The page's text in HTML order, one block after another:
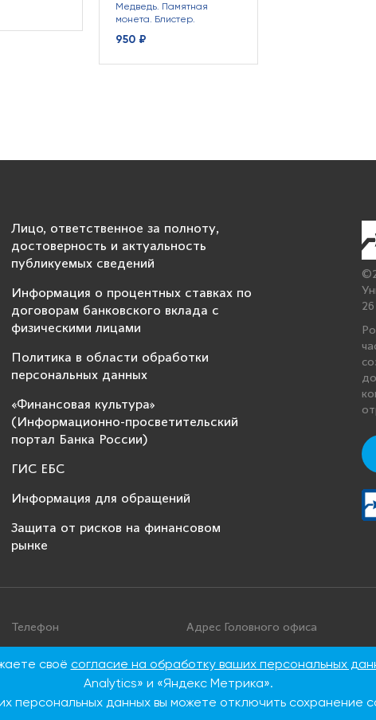
Медведь. Памятная
монета. Блистер.
950 ₽
Лицо, ответственное за полноту,
достоверность и актуальность
публикуемых сведений
Информация о процентных ставках по
договорам банковского вклада с
физическими лицами
Политика в области обработки
персональных данных
«Финансовая культура»
(Информационно-просветительский
портал Банка России)
ГИС ЕБС
Информация для обращений
Защита от рисков на финансовом
рынке
Телефон
8 800 100 00 22 (Бесплатно
Адрес Головного офиса
86
своё согласие на обработку ваших персональных
Analytics» и «Яндекс Метрика».
персональных данных вы можете отключить сохранение